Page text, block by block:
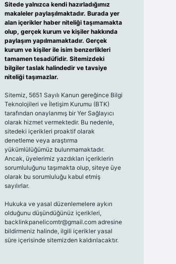
Sitede yalnızca kendi hazırladığımız
makaleler paylaşılmaktadır. Burada yer
alan içerikler haber niteliği taşımamakta
olup, gerçek kurum ve kişiler hakkında
paylaşım yapılmamaktadır. Gerçek
kurum ve kişiler ile isim benzerlikleri
tamamen tesadüfidir. Sitemizdeki
bilgiler taslak halindedir ve tavsiye
niteliği taşımazlar.
Sitemiz, 5651 Sayılı Kanun gereğince Bilgi
Teknolojileri ve İletişim Kurumu (BTK)
tarafından onaylanmış bir Yer Sağlayıcı
olarak hizmet vermektedir. Bu nedenle,
sitedeki içerikleri proaktif olarak
denetleme veya araştırma
yükümlülüğümüz bulunmamaktadır.
Ancak, üyelerimiz yazdıkları içeriklerin
sorumluluğunu taşımakta olup, siteye üye
olarak bu sorumluluğu kabul etmiş
sayılırlar.
Hukuka ve yasal düzenlemelere aykırı
olduğunu düşündüğünüz içerikleri,
backlinkpanelicomtr@gmail.comadresine
bildirmeniz halinde, ilgili içerikler yasal
süre içerisinde sitemizden kaldırılacaktır.